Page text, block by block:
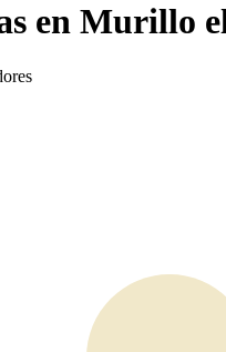
en Murillo